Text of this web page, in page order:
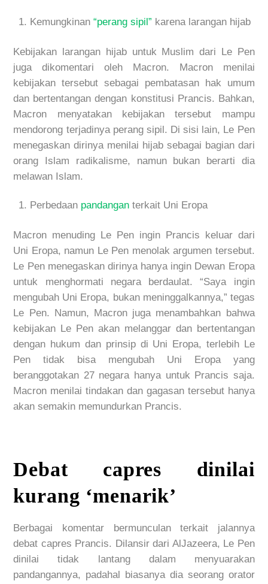
Kemungkinan “perang sipil” karena larangan hijab
Kebijakan larangan hijab untuk Muslim dari Le Pen
juga dikomentari oleh Macron. Macron menilai
kebijakan tersebut sebagai pembatasan hak umum
dan bertentangan dengan konstitusi Prancis. Bahkan,
Macron menyatakan kebijakan tersebut mampu
mendorong terjadinya perang sipil. Di sisi lain, Le Pen
menegaskan dirinya menilai hijab sebagai bagian dari
orang Islam radikalisme, namun bukan berarti dia
melawan Islam.
Perbedaanpandanganterkait Uni Eropa
Macron menuding Le Pen ingin Prancis keluar dari
Uni Eropa, namun Le Pen menolak argumen tersebut.
Le Pen menegaskan dirinya hanya ingin Dewan Eropa
untuk menghormati negara berdaulat. “Saya ingin
mengubah Uni Eropa, bukan meninggalkannya,” tegas
Le Pen. Namun, Macron juga menambahkan bahwa
kebijakan Le Pen akan melanggar dan bertentangan
dengan hukum dan prinsip di Uni Eropa, terlebih Le
Pen tidak bisa mengubah Uni Eropa yang
beranggotakan 27 negara hanya untuk Prancis saja.
Macron menilai tindakan dan gagasan tersebut hanya
akan semakin memundurkan Prancis.
Debat capres dinilai
kurang ‘menarik’
Berbagai komentar bermunculan terkait jalannya
debat capres Prancis. Dilansir dari AlJazeera, Le Pen
dinilai tidak lantang dalam menyuarakan
pandangannya, padahal biasanya dia seorang orator